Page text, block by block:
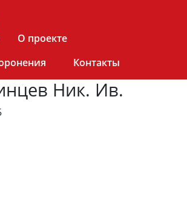
О проекте
Контакты
Ник. Ив.